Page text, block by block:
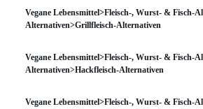
Vegane Lebensmittel>Fleisch-, Wurst- & Fisch-
Alternativen>Grillfleisch-Alternativen
Vegane Lebensmittel>Fleisch-, Wurst- & Fisch-
Alternativen>Hackfleisch-Alternativen
Vegane Lebensmittel>Fleisch-, Wurst- & Fisch-